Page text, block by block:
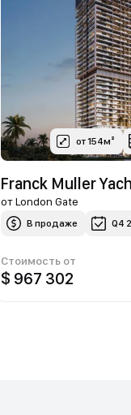
от 154м²
Franck Muller
отLondon Gate
В продаже Q4
Стоимость от
$ 967 302